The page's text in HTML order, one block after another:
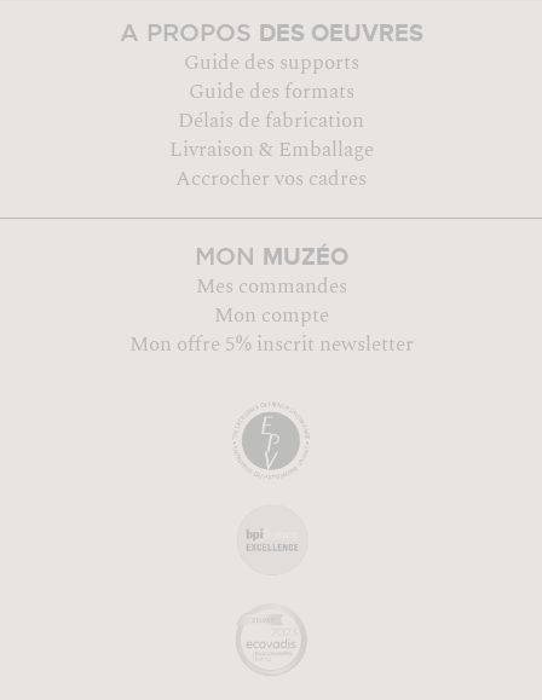
A PROPOS DES OEUVRES
Guide des supports
Guide des formats
Délais de fabrication
Livraison & Emballage
Accrocher vos cadres
MON MUZÉO
Mes commandes
Mon compte
Mon offre 5% inscrit newsletter